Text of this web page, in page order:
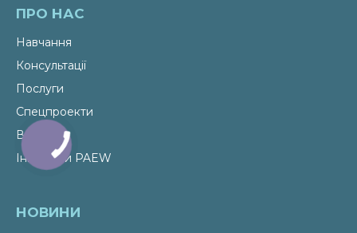
ПРО НАС
Навчання
Консультації
Послуги
Спецпроекти
Видання
Ініціативи PAEW
НОВИНИ